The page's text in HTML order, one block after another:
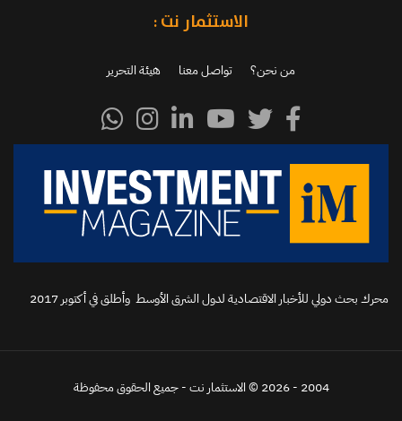
الاستثمار نت :
من نحن؟ تواصل معنا هيئة التحرير
محرك بحث دولي للأخبار الاقتصادية لدول الشرق الأوسط وأطلق في أكتوبر 2017‬
2004 - 2026 © الاستثمار نت - جميع الحقوق محفوظة